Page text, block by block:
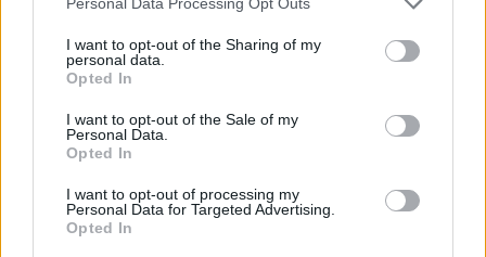
I want to opt-out of the Sharing of my
personal data.
Opted In
I want to opt-out of the Sale of my
Personal Data.
Opted In
I want to opt-out of processing my
Personal Data for Targeted Advertising.
Opted In
Esim for Global|Esim for Europe
Esim for Caribbean
Esim for USA
for Turkey|Esim for Germany|Esim for Greece|
for Asia|Esim for World Cup 2026|Esim for Saudi
|